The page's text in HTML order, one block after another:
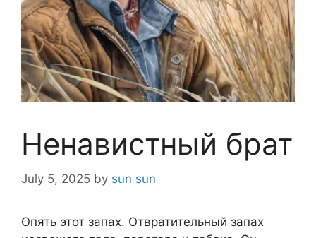
Ненавистный брат
July 5, 2025 by sun sun
Опять этот запах. Отвратительный запах